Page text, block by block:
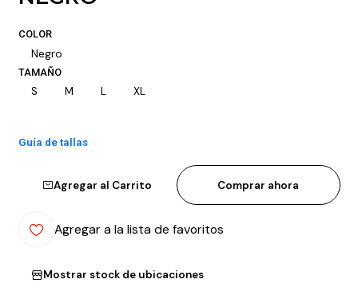
COLOR
Negro
TAMAÑO
S M L XL
Guía de tallas
Agregar al Carrito Comprar ahora
Agregar a la lista de favoritos
Mostrar stock de ubicaciones